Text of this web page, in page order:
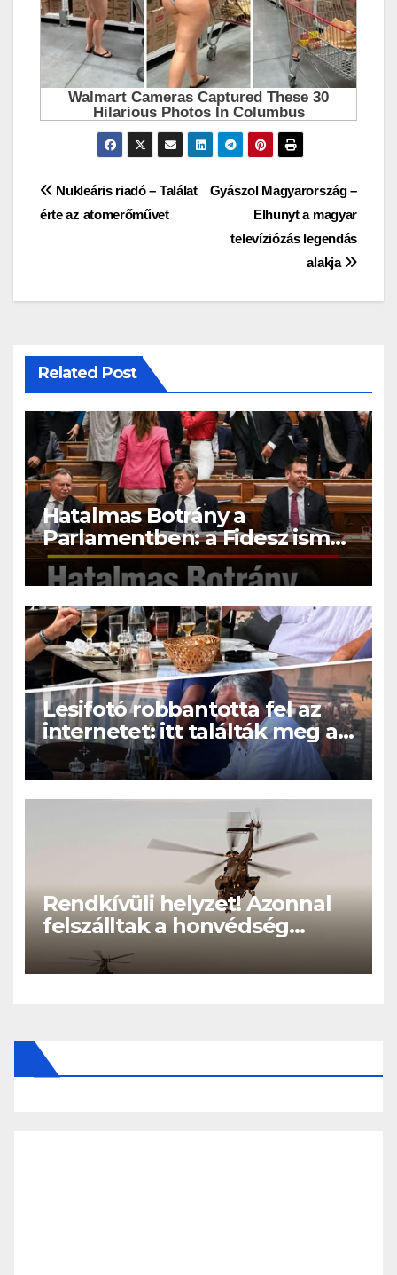
Bejegyzés
Gyászol Magyarország –
Elhunyt a magyar
televíziózás legendás
alakja
Nukleáris riadó – Találat
érte az atomerőművet
Related Post
Hatalmas Botrány a
Parlamentben: a Fidesz ismét
kitett magáért!
Lesifotó robbantotta fel az
internetet: itt találták meg az
eltűnt Orbán Viktort!
Rendkívüli helyzet! Azonnal
felszálltak a honvédség
helikopterei, óriási a baj
Magyarországon! – Kiadták a